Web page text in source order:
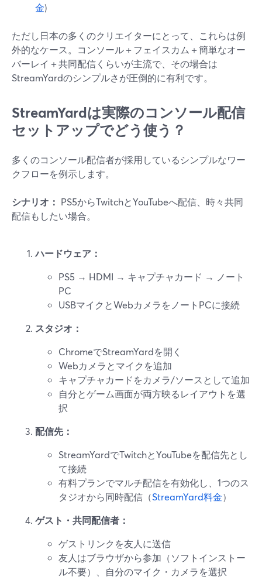
金)
ただし日本の多くのクリエイターにとって、これらは例
外的なケース。コンソール＋フェイスカム＋簡単なオー
バーレイ＋共同配信くらいが主流で、その場合は
StreamYardのシンプルさが圧倒的に有利です。
StreamYardは実際のコンソール配信
セットアップでどう使う？
多くのコンソール配信者が採用しているシンプルなワー
クフローを例示します。
シナリオ： PS5からTwitchとYouTubeへ配信、時々共同
配信もしたい場合。
ハードウェア：
PS5 → HDMI → キャプチャカード → ノート
PC
USBマイクとWebカメラをノートPCに接続
スタジオ：
ChromeでStreamYardを開く
Webカメラとマイクを追加
キャプチャカードをカメラ/ソースとして追加
自分とゲーム画面が両方映るレイアウトを選
択
配信先：
StreamYardでTwitchとYouTubeを配信先とし
て接続
有料プランでマルチ配信を有効化し、1つのス
タジオから同時配信（StreamYard料金）
ゲスト・共同配信者：
ゲストリンクを友人に送信
友人はブラウザから参加（ソフトインストー
ル不要）、自分のマイク・カメラを選択